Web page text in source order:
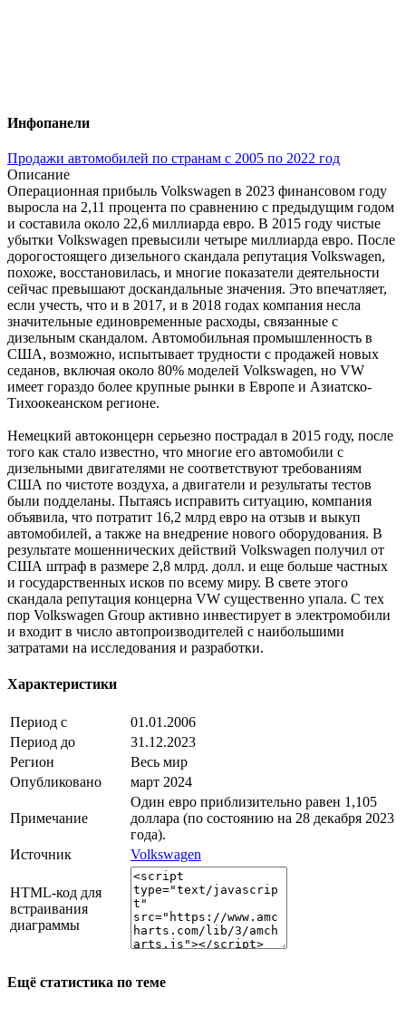
Инфопанели
Продажи автомобилей по странам с 2005 по 2022 год
Описание
Операционная прибыль Volkswagen в 2023 финансовом году
выросла на 2,11 процента по сравнению с предыдущим годом
и составила около 22,6 миллиарда евро. В 2015 году чистые
убытки Volkswagen превысили четыре миллиарда евро. После
дорогостоящего дизельного скандала репутация Volkswagen,
похоже, восстановилась, и многие показатели деятельности
сейчас превышают доскандальные значения. Это впечатляет,
если учесть, что и в 2017, и в 2018 годах компания несла
значительные единовременные расходы, связанные с
дизельным скандалом. Автомобильная промышленность в
США, возможно, испытывает трудности с продажей новых
седанов, включая около 80% моделей Volkswagen, но VW
имеет гораздо более крупные рынки в Европе и Азиатско-
Тихоокеанском регионе.
Немецкий автоконцерн серьезно пострадал в 2015 году, после
того как стало известно, что многие его автомобили с
дизельными двигателями не соответствуют требованиям
США по чистоте воздуха, а двигатели и результаты тестов
были подделаны. Пытаясь исправить ситуацию, компания
объявила, что потратит 16,2 млрд евро на отзыв и выкуп
автомобилей, а также на внедрение нового оборудования. В
результате мошеннических действий Volkswagen получил от
США штраф в размере 2,8 млрд. долл. и еще больше частных
и государственных исков по всему миру. В свете этого
скандала репутация концерна VW существенно упала. С тех
пор Volkswagen Group активно инвестирует в электромобили
и входит в число автопроизводителей с наибольшими
затратами на исследования и разработки.
Характеристики
Период с
01.01.2006
Период до
31.12.2023
Регион
Весь мир
Опубликовано
март 2024
Примечание
Один евро приблизительно равен 1,105
доллара (по состоянию на 28 декабря 2023
года).
Источник
Volkswagen
HTML-код для
встраивания
диаграммы
Ещё статистика по теме